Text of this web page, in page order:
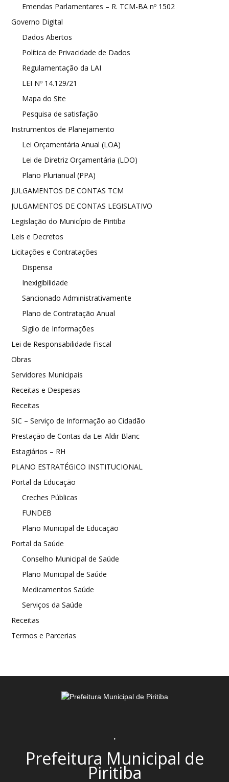
Emendas Parlamentares – R. TCM-BA nº 1502
Governo Digital
Dados Abertos
Política de Privacidade de Dados
Regulamentação da LAI
LEI Nº 14.129/21
Mapa do Site
Pesquisa de satisfação
Instrumentos de Planejamento
Lei Orçamentária Anual (LOA)
Lei de Diretriz Orçamentária (LDO)
Plano Plurianual (PPA)
JULGAMENTOS DE CONTAS TCM
JULGAMENTOS DE CONTAS LEGISLATIVO
Legislação do Município de Piritiba
Leis e Decretos
Licitações e Contratações
Dispensa
Inexigibilidade
Sancionado Administrativamente
Plano de Contratação Anual
Sigilo de Informações
Lei de Responsabilidade Fiscal
Obras
Servidores Municipais
Receitas e Despesas
Receitas
SIC – Serviço de Informação ao Cidadão
Prestação de Contas da Lei Aldir Blanc
Estagiários – RH
PLANO ESTRATÉGICO INSTITUCIONAL
Portal da Educação
Creches Públicas
FUNDEB
Plano Municipal de Educação
Portal da Saúde
Conselho Municipal de Saúde
Plano Municipal de Saúde
Medicamentos Saúde
Serviços da Saúde
Receitas
Termos e Parcerias
.
Prefeitura Municipal de
Piritiba